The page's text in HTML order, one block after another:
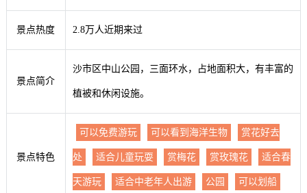
景点热度 2.8万人近期来过
景点简介
沙市区中山公园，三面环水，占地面积大，有丰富的
植被和休闲设施。
景点特色
可以免费游玩 可以看到海洋生物 赏花好去
处 适合儿童玩耍 赏梅花 赏玫瑰花 适合春
天游玩 适合中老年人出游 公园 可以划船